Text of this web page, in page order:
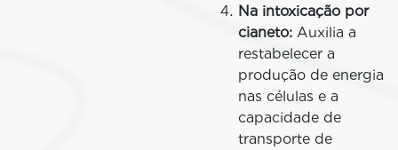
Na intoxicação por
cianeto: Auxilia a
restabelecer a
produção de energia
nas células e a
capacidade de
transporte de